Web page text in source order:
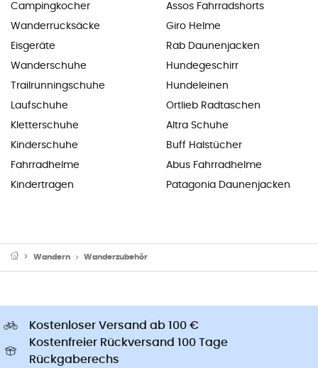
Campingkocher
Wanderrucksäcke
Eisgeräte
Wanderschuhe
Trailrunningschuhe
Laufschuhe
Kletterschuhe
Kinderschuhe
Fahrradhelme
Kindertragen
Assos Fahrradshorts
Giro Helme
Rab Daunenjacken
Hundegeschirr
Hundeleinen
Ortlieb Radtaschen
Altra Schuhe
Buff Halstücher
Abus Fahrradhelme
Patagonia Daunenjacken
Wandern Wanderzubehör
Kostenloser Versand ab 100 €
Kostenfreier Rückversand 100 Tage
Rückgaberechs